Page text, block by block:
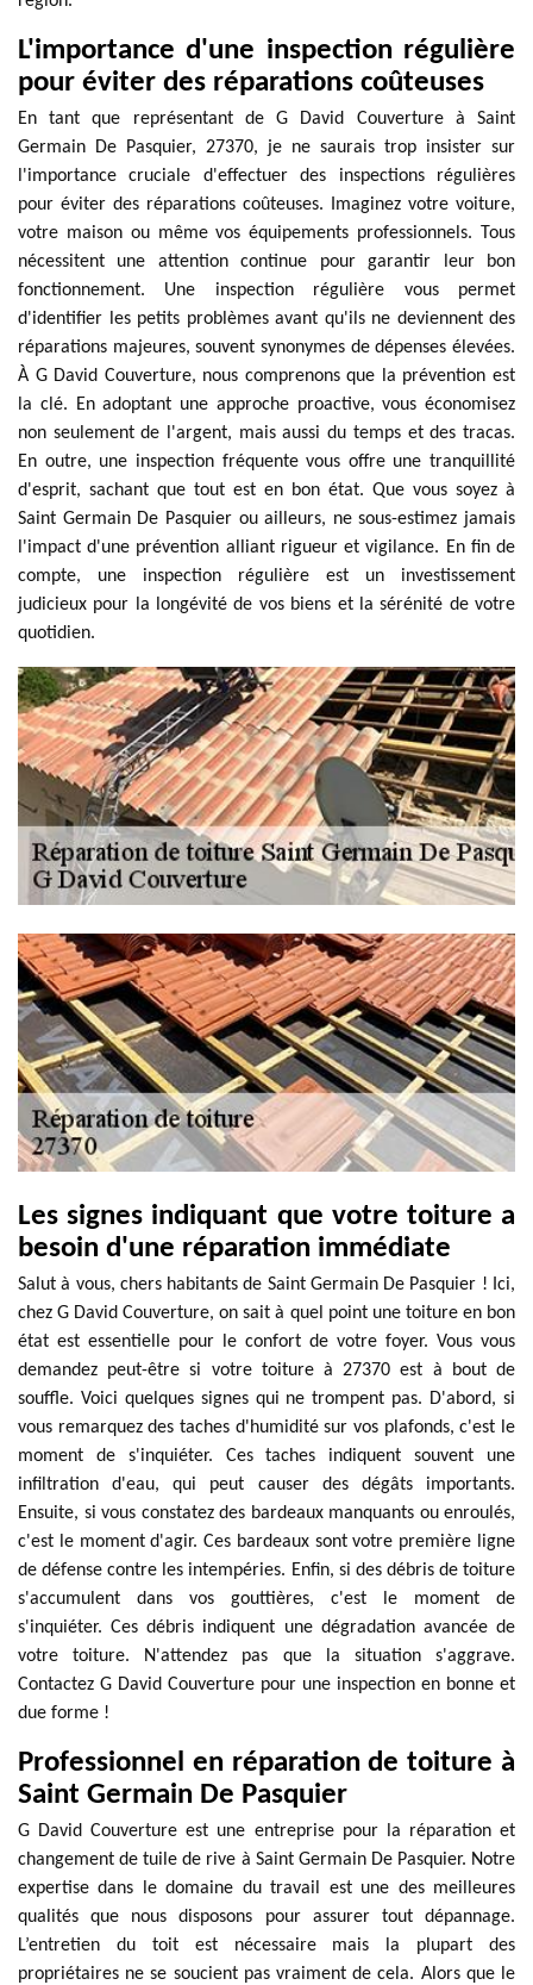
L'importance d'une inspection régulière
pour éviter des réparations coûteuses
En tant que représentant de G David Couverture à Saint
Germain De Pasquier, 27370, je ne saurais trop insister sur
l'importance cruciale d'effectuer des inspections régulières
pour éviter des réparations coûteuses. Imaginez votre voiture,
votre maison ou même vos équipements professionnels. Tous
nécessitent une attention continue pour garantir leur bon
fonctionnement. Une inspection régulière vous permet
d'identifier les petits problèmes avant qu'ils ne deviennent des
réparations majeures, souvent synonymes de dépenses élevées.
À G David Couverture, nous comprenons que la prévention est
la clé. En adoptant une approche proactive, vous économisez
non seulement de l'argent, mais aussi du temps et des tracas.
En outre, une inspection fréquente vous offre une tranquillité
d'esprit, sachant que tout est en bon état. Que vous soyez à
Saint Germain De Pasquier ou ailleurs, ne sous-estimez jamais
l'impact d'une prévention alliant rigueur et vigilance. En fin de
compte, une inspection régulière est un investissement
judicieux pour la longévité de vos biens et la sérénité de votre
quotidien.
Les signes indiquant que votre toiture a
besoin d'une réparation immédiate
Salut à vous, chers habitants de Saint Germain De Pasquier ! Ici,
chez G David Couverture, on sait à quel point une toiture en bon
état est essentielle pour le confort de votre foyer. Vous vous
demandez peut-être si votre toiture à 27370 est à bout de
souffle. Voici quelques signes qui ne trompent pas. D'abord, si
vous remarquez des taches d'humidité sur vos plafonds, c'est le
moment de s'inquiéter. Ces taches indiquent souvent une
infiltration d'eau, qui peut causer des dégâts importants.
Ensuite, si vous constatez des bardeaux manquants ou enroulés,
c'est le moment d'agir. Ces bardeaux sont votre première ligne
de défense contre les intempéries. Enfin, si des débris de toiture
s'accumulent dans vos gouttières, c'est le moment de
s'inquiéter. Ces débris indiquent une dégradation avancée de
votre toiture. N'attendez pas que la situation s'aggrave.
Contactez G David Couverture pour une inspection en bonne et
due forme !
Professionnel en réparation de toiture à
Saint Germain De Pasquier
G David Couverture est une entreprise pour la réparation et
changement de tuile de rive à Saint Germain De Pasquier. Notre
expertise dans le domaine du travail est une des meilleures
qualités que nous disposons pour assurer tout dépannage.
L’entretien du toit est nécessaire mais la plupart des
propriétaires ne se soucient pas vraiment de cela. Alors que le